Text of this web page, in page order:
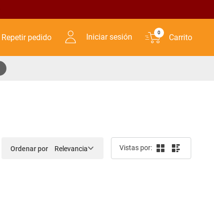
Iniciar sesión 0
Ordenar por Relevancia